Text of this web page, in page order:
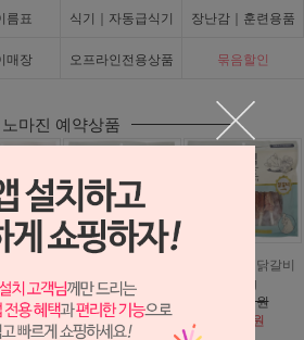
름표 식기｜자동급식기 장난감｜훈련용품
매장 오프라인전용상품 묶음할인
노마진 예약상품
600g
원
원
참좋은간식 미니닭
갈비 600g
15,000원
9,900원
참좋은간식 닭갈비
600g
15,000원
9,900원